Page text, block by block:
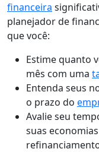
financeira
planejador de
que você:
Estime quanto
mês com uma
Entenda seus
o prazo do
Avalie seu
suas